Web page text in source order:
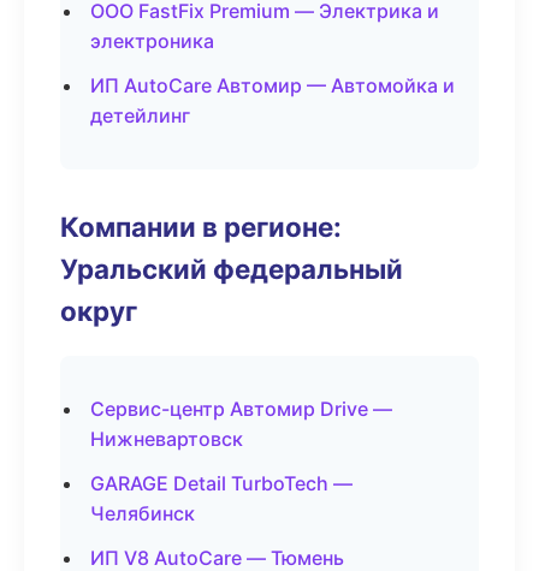
ООО FastFix Premium — Электрика и
электроника
ИП AutoCare Автомир — Автомойка и
детейлинг
Компании в регионе:
Уральский федеральный
округ
Сервис-центр Автомир Drive —
Нижневартовск
GARAGE Detail TurboTech —
Челябинск
ИП V8 AutoCare — Тюмень